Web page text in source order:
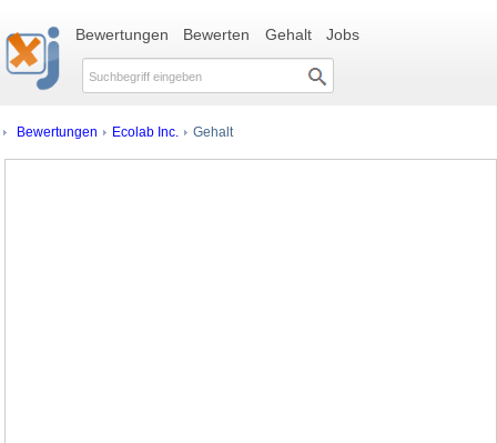
Bewertungen Bewerten Gehalt Jobs
Bewertungen Ecolab Inc. Gehalt